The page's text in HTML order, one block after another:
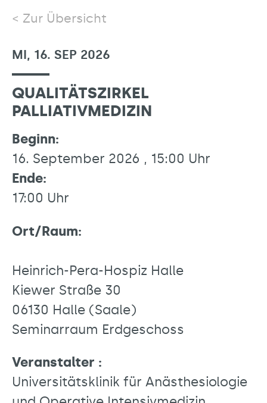
Zur Übersicht
MI, 16. SEP 2026
QUALITÄTSZIRKEL
PALLIATIVMEDIZIN
Beginn:
16. September 2026 , 15:00 Uhr
Ende:
17:00 Uhr
Ort/Raum:
Heinrich-Pera-Hospiz Halle
Kiewer Straße 30
06130 Halle (Saale)
Seminarraum Erdgeschoss
Veranstalter :
Universitätsklinik für Anästhesiologie